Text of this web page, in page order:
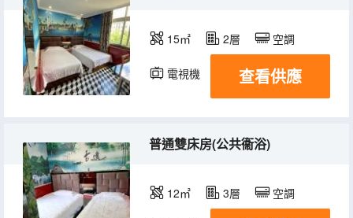
15㎡ 2層 空調
電視機 查看供應
普通雙床房(公共衞浴)
12㎡ 3層 空調